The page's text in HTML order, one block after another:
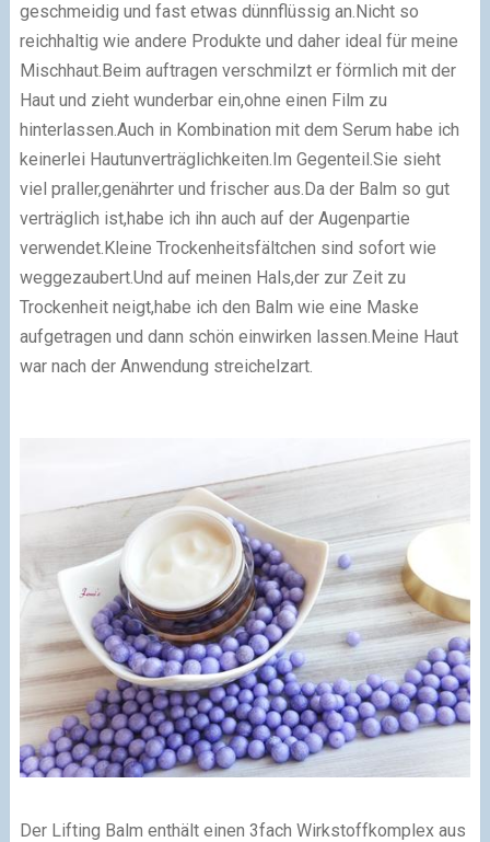
geschmeidig und fast etwas dünnflüssig an.Nicht so
reichhaltig wie andere Produkte und daher ideal für meine
Mischhaut.Beim auftragen verschmilzt er förmlich mit der
Haut und zieht wunderbar ein,ohne einen Film zu
hinterlassen.Auch in Kombination mit dem Serum habe ich
keinerlei Hautunverträglichkeiten.Im Gegenteil.Sie sieht
viel praller,genährter und frischer aus.Da der Balm so gut
verträglich ist,habe ich ihn auch auf der Augenpartie
verwendet.Kleine Trockenheitsfältchen sind sofort wie
weggezaubert.Und auf meinen Hals,der zur Zeit zu
Trockenheit neigt,habe ich den Balm wie eine Maske
aufgetragen und dann schön einwirken lassen.Meine Haut
war nach der Anwendung streichelzart.
Der Lifting Balm enthält einen 3fach Wirkstoffkomplex aus